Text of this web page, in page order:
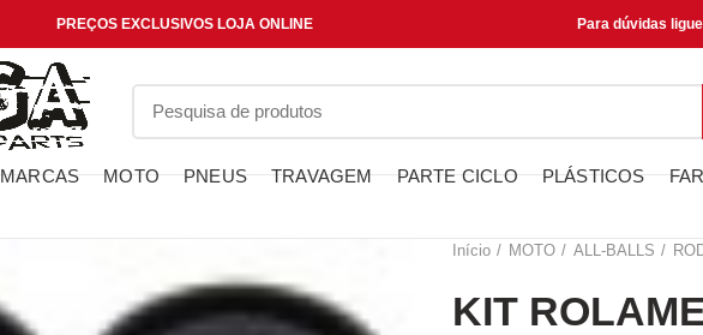
PREÇOS EXCLUSIVOS LOJA ONLINE Para dúvidas
MARCAS MOTO PNEUS TRAVAGEM PARTE CICLO PLÁSTICOS
Início MOTO ALL-BALLS
KIT